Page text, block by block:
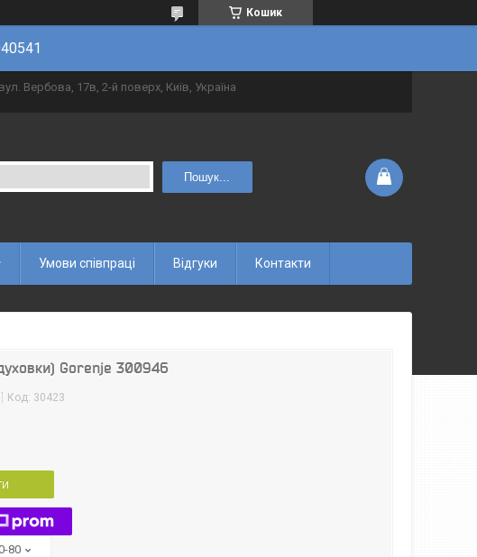
Кошик
вул. Вербова, 17в, 2-й поверх, Київ, Україна
Пошук...
Умови співпраці Відгуки Контакти
Gorenje 300946
Код: 30423
80